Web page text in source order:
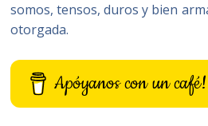
somos, tensos, duros y bien
otorgada.
Apóyanos con un café!